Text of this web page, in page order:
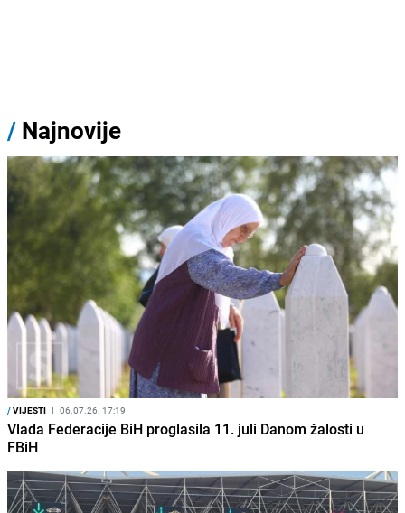
/ Najnovije
/VIJESTI I 06.07.26. 17:19
Vlada Federacije BiH proglasila 11. juli Danom žalosti u
FBiH